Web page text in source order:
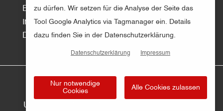
E-Mail
Impressum
Datenschutz
© Kreisfeuerwehr Osnabrück | Gestaltung und
Umsetzung:
zu dürfen. Wir setzen für die Analyse der Seite das
Tool Google Analytics via Tagmanager ein. Details
dazu finden Sie in der Datenschutzerklärung.
Datenschutzerklärung Impressum
Nur notwendige
Cookies
Alle Cookies zulassen